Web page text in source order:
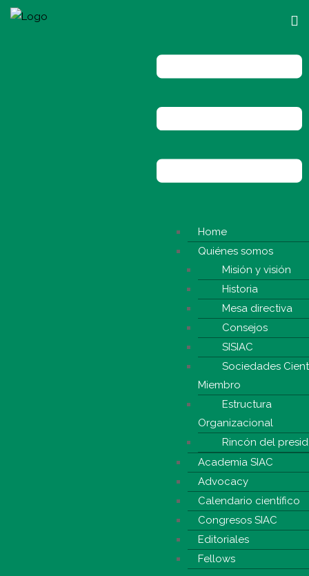
Home
Quiénes somos
Misión y visión
Historia
Mesa directiva
Consejos
SISIAC
Sociedades
Miembro
Estructura
Organizacional
Rincón del
Academia SIAC
Advocacy
Calendario científico
Congresos SIAC
Editoriales
Fellows